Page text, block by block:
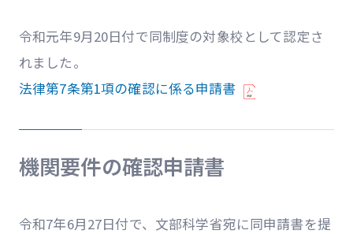
令和元年9月20日付で同制度の対象校として認定さ
れました。
法律第7条第1項の確認に係る申請書
機関要件の確認申請書
令和7年6月27日付で、文部科学省宛に同申請書を提